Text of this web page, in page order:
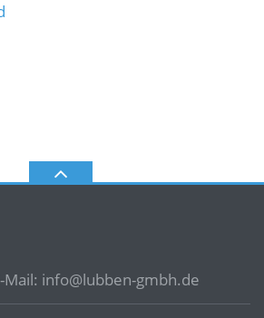
Mail: info@lubben-gmbh.de